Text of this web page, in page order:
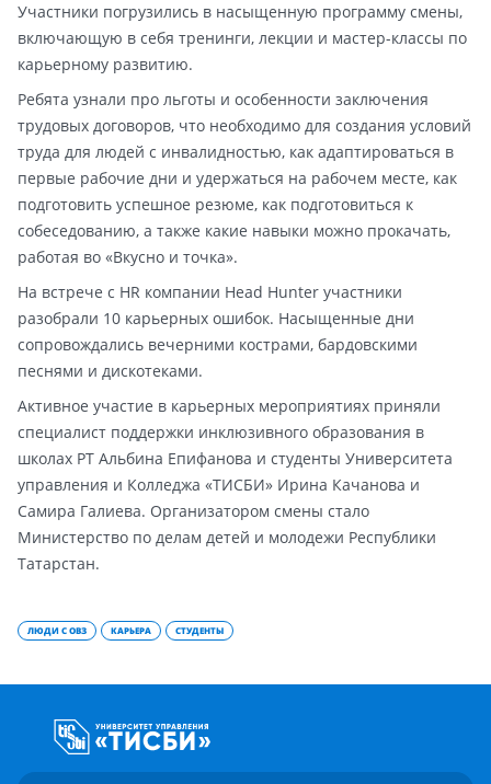
Участники погрузились в насыщенную программу смены,
включающую в себя тренинги, лекции и мастер-классы по
карьерному развитию.
Ребята узнали про льготы и особенности заключения
трудовых договоров, что необходимо для создания условий
труда для людей с инвалидностью, как адаптироваться в
первые рабочие дни и удержаться на рабочем месте, как
подготовить успешное резюме, как подготовиться к
собеседованию, а также какие навыки можно прокачать,
работая во «Вкусно и точка».
На встрече с HR компании Head Hunter участники
разобрали 10 карьерных ошибок. Насыщенные дни
сопровождались вечерними кострами, бардовскими
песнями и дискотеками.
Активное участие в карьерных мероприятиях приняли
специалист поддержки инклюзивного образования в
школах РТ Альбина Епифанова и студенты Университета
управления и Колледжа «ТИСБИ» Ирина Качанова и
Самира Галиева. Организатором смены стало
Министерство по делам детей и молодежи Республики
Татарстан.
ЛЮДИ С ОВЗ КАРЬЕРА СТУДЕНТЫ